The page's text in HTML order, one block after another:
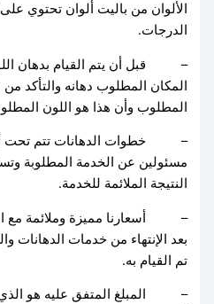
الألوان من باليت ألوان تحتوي على
الدرجات.
– قبل أن يتم القيام بدهان
المكان المطلوب دهانه والتأكد
المطلوب وأن هذا هو اللون
– خطوات الدهانات تتم تحت
مسئولين عن الخدمة المطلوبة
النتيجة الملائمة للخدمة.
– أسعارنا مميزة وملائمة مع
بعد الإنتهاء من خدمات الدهانات
تم القيام به.
– المبلغ المتفق عليه هو الذي